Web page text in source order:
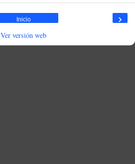
›
Inicio
Ver versión web